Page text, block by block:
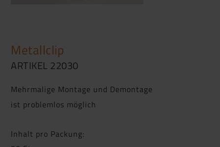
Metallclip
ARTIKEL 22030
Mehrmalige Montage und Demontage
ist problemlos möglich
Inhalt pro Packung: